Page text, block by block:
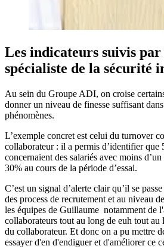
Les indicateurs suivis
spécialiste de la sécurité
Au sein du Groupe ADI, on croise
donner un niveau de finesse suffisant
phénomènes.
L’exemple concret est celui du turnover
collaborateur : il a permis d’identifier que
concernaient des salariés avec moins
30% au cours de la période d’essai.
C’est un signal d’alerte clair qu’il se
des process de recrutement et au niveau
les équipes de Guillaume notamment de
collaborateurs tout au long de euh tout
du collaborateur. Et donc on a pu mettre
essayer d'en d'endiguer et d'améliorer ce